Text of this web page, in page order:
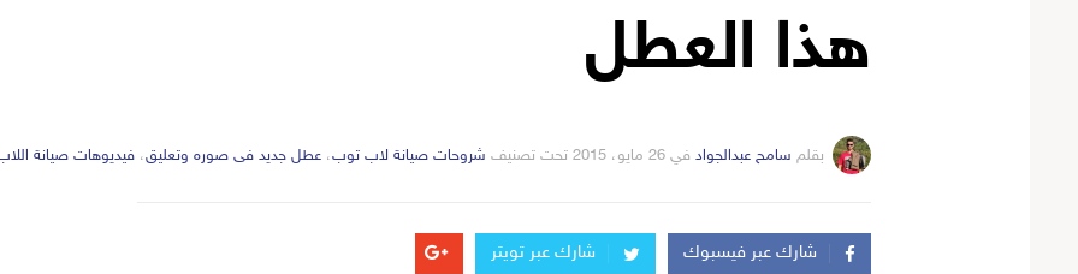
هذا العطل
بقلم سامح عبدالجواد في 26 مايو، 2015 تحت تصنيف التصانيف
شروحات صيانة لاب توب، عطل جديد فى صوره وتعليق، فيديوهات صيانة
شارك عبر فيسبوك شارك عبر تويتر